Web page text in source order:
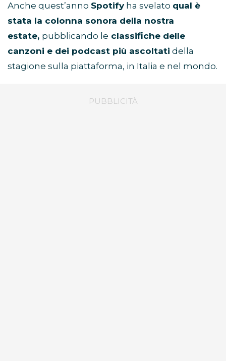
Anche quest’anno Spotifyha svelato qual è
stata la colonna sonora della nostra
estate, pubblicando le classifiche delle
canzoni e dei podcast più ascoltati della
stagione sulla piattaforma, in Italia e nel mondo.